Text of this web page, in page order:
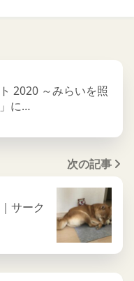
2020 ～みらいを照
に…
次の記事
サーク